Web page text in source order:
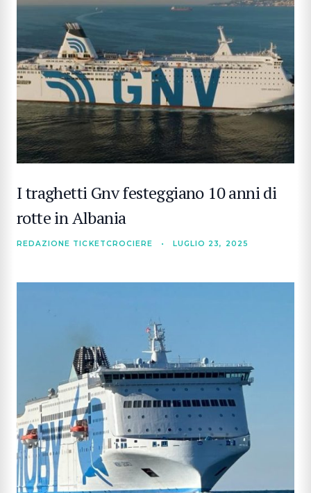
I traghetti Gnv festeggiano 10 anni di
rotte in Albania
REDAZIONE TICKETCROCIERE • LUGLIO 23, 2025